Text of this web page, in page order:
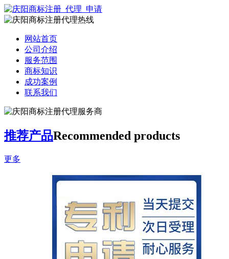
网站首页
公司介绍
服务范围
商标知识
成功案例
联系我们
推荐产品Recommended products
更多